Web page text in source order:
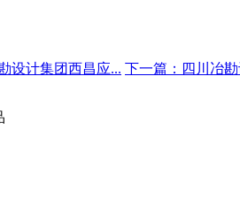
设计集团西昌应... 下一篇：四川冶